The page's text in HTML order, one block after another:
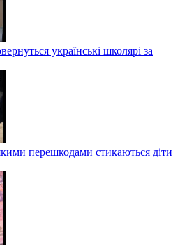
українські школярі за
перешкодами стикаються діти